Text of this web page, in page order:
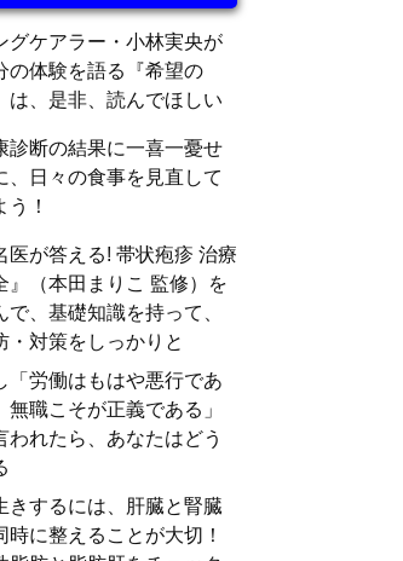
グケアラー・小林実央が
の体験を語る『希望の
は、是非、読んでほしい
診断の結果に一喜一憂せ
、日々の食事を見直して
う！
医が答える! 帯状疱疹 治療
』（本田まりこ 監修）を
で、基礎知識を持って、
・対策をしっかりと
「労働はもはや悪行であ
無職こそが正義である」
われたら、あなたはどう
きするには、肝臓と腎臓
時に整えることが大切！